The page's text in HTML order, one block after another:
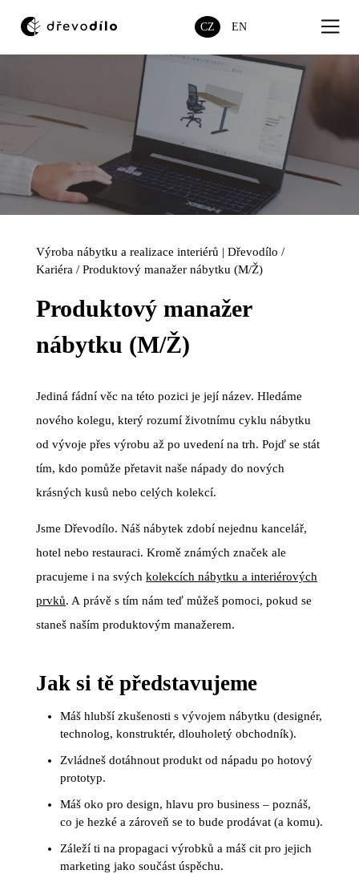
služby
projekty
produkty
o nás
spolupráce
e-shop
CZ EN
Výroba nábytku a realizace interiérů | Dřevodílo /
Kariéra / Produktový manažer nábytku (M/Ž)
Produktový manažer
nábytku (M/Ž)
Jediná fádní věc na této pozici je její název. Hledáme
nového kolegu, který rozumí životnímu cyklu nábytku
od vývoje přes výrobu až po uvedení na trh. Pojď se stát
tím, kdo pomůže přetavit naše nápady do nových
krásných kusů nebo celých kolekcí.
Jsme Dřevodílo. Náš nábytek zdobí nejednu kancelář,
hotel nebo restauraci. Kromě známých značek ale
pracujeme i na svých kolekcích nábytku a interiérových
prvků. A právě s tím nám teď můžeš pomoci, pokud se
staneš naším produktovým manažerem.
Jak si tě představujeme
Máš hlubší zkušenosti s vývojem nábytku (designér,
technolog, konstruktér, dlouholetý obchodník).
Zvládneš dotáhnout produkt od nápadu po hotový
prototyp.
Máš oko pro design, hlavu pro business – poznáš,
co je hezké a zároveň se to bude prodávat (a komu).
Záleží ti na propagaci výrobků a máš cit pro jejich
marketing jako součást úspěchu.